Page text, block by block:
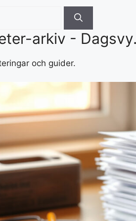
arkiv -
och guider.